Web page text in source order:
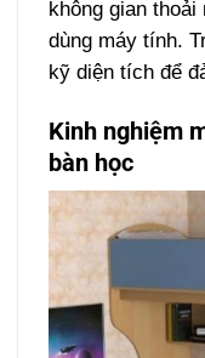
không gian
dùng máy tính.
kỹ diện tích để
Kinh nghiệm
bàn học